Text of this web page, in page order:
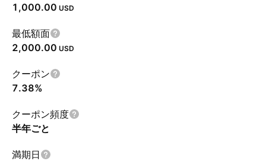
1,000.00 USD
最低額面
2,000.00 USD
クーポン
7.38%
クーポン頻度
半年ごと
満期日